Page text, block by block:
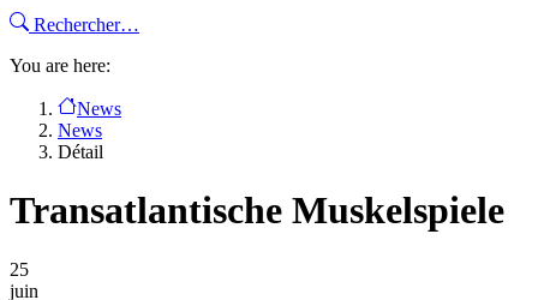
Rechercher…
You are here:
News
News
Détail
Transatlantische Muskelspiele
25
juin